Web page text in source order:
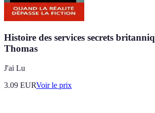
Histoire des services secrets
Thomas
J'ai Lu
3.09 EURVoir le prix